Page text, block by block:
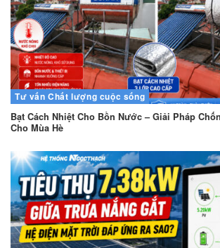
Tư vấn Chất lượng cuộc sống
Bạt Cách Nhiệt Cho Bồn Nước – Giải Pháp
Cho Mùa Hè